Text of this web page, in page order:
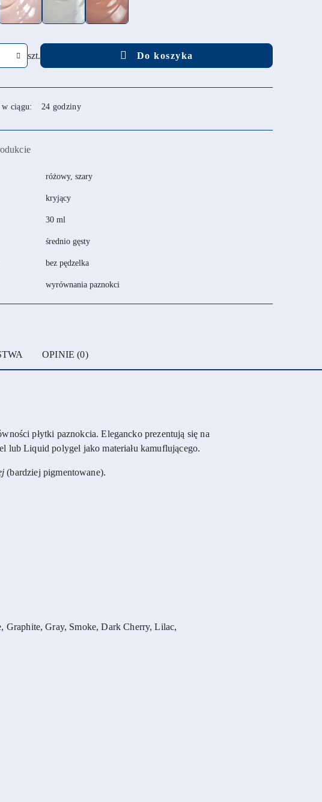
szt. Do koszyka
w ciągu: 24 godziny
różowy, szary
kryjący
30 ml
średnio gęsty
bez pędzelka
wyrównania paznokci
OPINIE (0)
płytki paznokcia. Elegancko prezentują się na
lub Liquid polygel jako materiału kamuflującego.
(bardziej pigmentowane).
Graphite, Gray, Smoke, Dark Cherry, Lilac,